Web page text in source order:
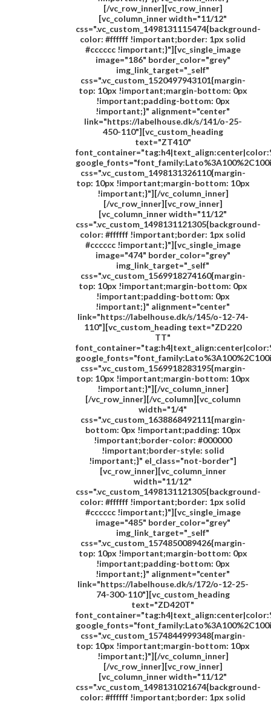
[/vc_row_inner][vc_row_inner]
[vc_column_inner width="11/12"
css=".vc_custom_1498131115474{background-
color: #ffffff !important;border: 1px solid
#cccccc !important;}"][vc_single_image
image="186" border_color="grey"
img_link_target="_self"
css=".vc_custom_1520497943101{margin-
top: 10px !important;margin-bottom: 0px
!important;padding-bottom: 0px
!important;}" alignment="center"
link="https://labelhouse.dk/s/141/o-25-
450-110"][vc_custom_heading
text="ZT410"
css=".vc_custom_1498131326110{margin-
top: 10px !important;margin-bottom: 10px
!important;}"][/vc_column_inner]
[/vc_row_inner][vc_row_inner]
[vc_column_inner width="11/12"
css=".vc_custom_1498131121305{background-
color: #ffffff !important;border: 1px solid
#cccccc !important;}"][vc_single_image
image="474" border_color="grey"
img_link_target="_self"
css=".vc_custom_1569918274160{margin-
top: 10px !important;margin-bottom: 0px
!important;padding-bottom: 0px
!important;}" alignment="center"
link="https://labelhouse.dk/s/145/o-12-74-
110"][vc_custom_heading text="ZD220
TT"
css=".vc_custom_1569918283195{margin-
top: 10px !important;margin-bottom: 10px
!important;}"][/vc_column_inner]
[/vc_row_inner][/vc_column][vc_column
width="1/4"
css=".vc_custom_1638868492111{margin-
bottom: 0px !important;padding: 10px
!important;border-color: #000000
!important;border-style: solid
!important;}" el_class="not-border"]
[vc_row_inner][vc_column_inner
width="11/12"
css=".vc_custom_1498131121305{background-
color: #ffffff !important;border: 1px solid
#cccccc !important;}"][vc_single_image
image="485" border_color="grey"
img_link_target="_self"
css=".vc_custom_1574850089426{margin-
top: 10px !important;margin-bottom: 0px
!important;padding-bottom: 0px
!important;}" alignment="center"
link="https://labelhouse.dk/s/172/o-12-25-
74-300-110"][vc_custom_heading
text="ZD420T"
css=".vc_custom_1574844999348{margin-
top: 10px !important;margin-bottom: 10px
!important;}"][/vc_column_inner]
[/vc_row_inner][vc_row_inner]
[vc_column_inner width="11/12"
css=".vc_custom_1498131021674{background-
color: #ffffff !important;border: 1px solid